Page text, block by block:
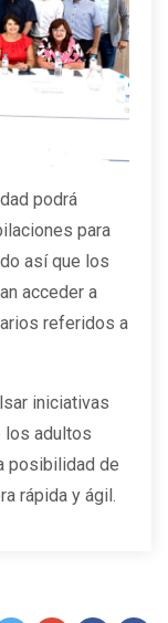
podrá
para
así que los
acceder a
referidos a
iniciativas
los adultos
posibilidad de
rápida y ágil.